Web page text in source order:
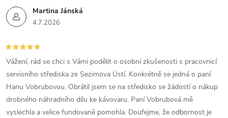
Martina Jánská
4.7.2026
Vážení, rád se chci s Vámi podělit o osobní zkušenosti s pracovnicí
servisního střediska ze Sezimova Ústí. Konkrétně se jedná o paní
Hanu Vobrubovou. Obrátil jsem se na středisko se žádostí o nákup
drobného náhradního dílu ke kávovaru. Paní Vobrubová mě
vyslechla a velice fundovaně pomohla. Doufejme, že odbornost je